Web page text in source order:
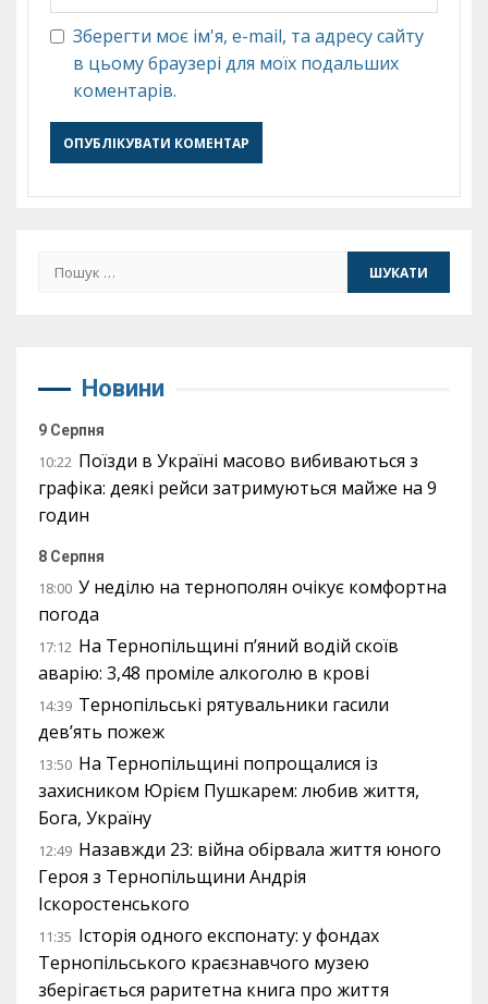
Зберегти моє ім'я, e-mail, та адресу сайту
в цьому браузері для моїх подальших
коментарів.
Пошук:
Новини
9 Серпня
10:22 Поїзди в Україні масово вибиваються з
графіка: деякі рейси затримуються майже на 9
годин
8 Серпня
18:00 У неділю на тернополян очікує комфортна
погода
17:12 На Тернопільщині п’яний водій скоїв
аварію: 3,48 проміле алкоголю в крові
14:39 Тернопільські рятувальники гасили
дев’ять пожеж
13:50 На Тернопільщині попрощалися із
захисником Юрієм Пушкарем: любив життя,
Бога, Україну
12:49 Назавжди 23: війна обірвала життя юного
Героя з Тернопільщини Андрія
Іскоростенського
11:35 Історія одного експонату: у фондах
Тернопільського краєзнавчого музею
зберігається раритетна книга про життя